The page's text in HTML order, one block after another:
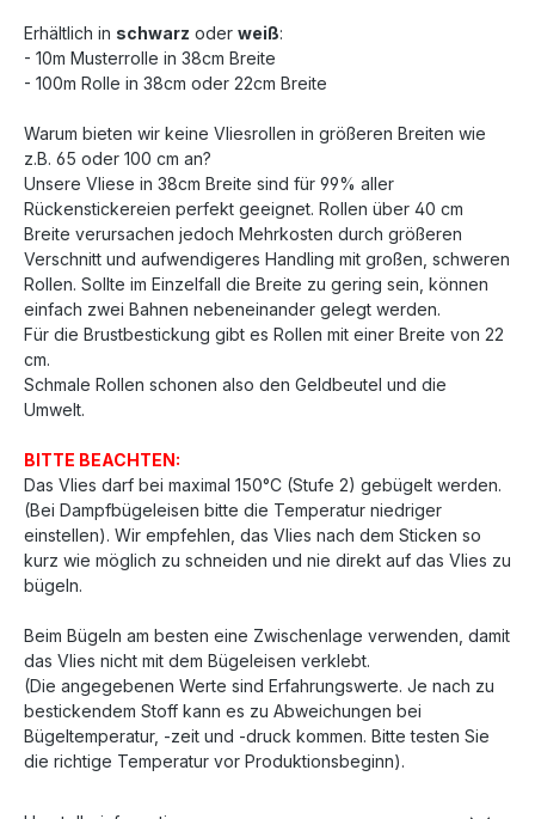
Erhältlich in schwarz oder weiß:
- 10m Musterrolle in 38cm Breite
- 100m Rolle in 38cm oder 22cm Breite
Warum bieten wir keine Vliesrollen in größeren Breiten wie
z.B. 65 oder 100 cm an?
Unsere Vliese in 38cm Breite sind für 99% aller
Rückenstickereien perfekt geeignet. Rollen über 40 cm
Breite verursachen jedoch Mehrkosten durch größeren
Verschnitt und aufwendigeres Handling mit großen, schweren
Rollen. Sollte im Einzelfall die Breite zu gering sein, können
einfach zwei Bahnen nebeneinander gelegt werden.
Für die Brustbestickung gibt es Rollen mit einer Breite von 22
cm.
Schmale Rollen schonen also den Geldbeutel und die
Umwelt.
BITTE BEACHTEN:
Das Vlies darf bei maximal 150°C (Stufe 2) gebügelt werden.
(Bei Dampfbügeleisen bitte die Temperatur niedriger
einstellen). Wir empfehlen, das Vlies nach dem Sticken so
kurz wie möglich zu schneiden und nie direkt auf das Vlies zu
bügeln.
Beim Bügeln am besten eine Zwischenlage verwenden, damit
das Vlies nicht mit dem Bügeleisen verklebt.
(Die angegebenen Werte sind Erfahrungswerte. Je nach zu
bestickendem Stoff kann es zu Abweichungen bei
Bügeltemperatur, -zeit und -druck kommen. Bitte testen Sie
die richtige Temperatur vor Produktionsbeginn).